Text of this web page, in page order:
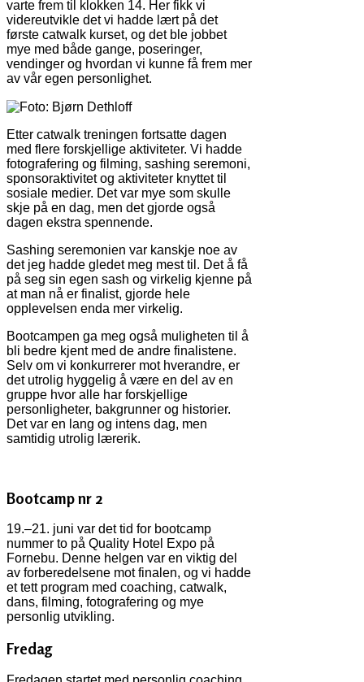
varte frem til klokken 14. Her fikk vi
videreutvikle det vi hadde lært på det
første catwalk kurset, og det ble jobbet
mye med både gange, poseringer,
vendinger og hvordan vi kunne få frem mer
av vår egen personlighet.
Etter catwalk treningen fortsatte dagen
med flere forskjellige aktiviteter. Vi hadde
fotografering og filming, sashing seremoni,
sponsoraktivitet og aktiviteter knyttet til
sosiale medier. Det var mye som skulle
skje på en dag, men det gjorde også
dagen ekstra spennende.
Sashing seremonien var kanskje noe av
det jeg hadde gledet meg mest til. Det å få
på seg sin egen sash og virkelig kjenne på
at man nå er finalist, gjorde hele
opplevelsen enda mer virkelig.
Bootcampen ga meg også muligheten til å
bli bedre kjent med de andre finalistene.
Selv om vi konkurrerer mot hverandre, er
det utrolig hyggelig å være en del av en
gruppe hvor alle har forskjellige
personligheter, bakgrunner og historier.
Det var en lang og intens dag, men
samtidig utrolig lærerik.
Bootcamp nr 2
19.–21. juni var det tid for bootcamp
nummer to på Quality Hotel Expo på
Fornebu. Denne helgen var en viktig del
av forberedelsene mot finalen, og vi hadde
et tett program med coaching, catwalk,
dans, filming, fotografering og mye
personlig utvikling.
Fredag